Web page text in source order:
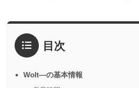
目次
Wolt―の基本情報